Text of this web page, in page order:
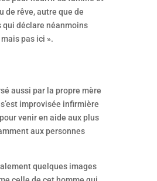
de rêve, autre que de
qui déclare néanmoins
pas ici ».
aussi par la propre mère
improvisée infirmière
venir en aide aux plus
aux personnes
quelques images